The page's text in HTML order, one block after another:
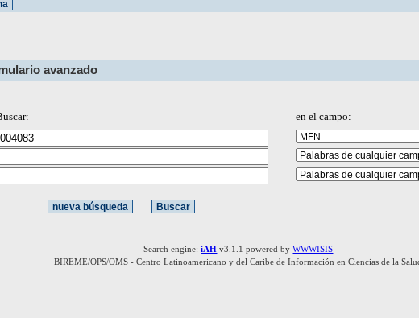
avanzado
en el campo:
Search engine:iAH v3.1.1 powered byWWWISIS
BIREME/OPS/OMS - Centro Latinoamericano y del Caribe de Información en Ciencias de la